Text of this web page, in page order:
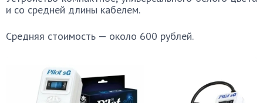
и со средней длины кабелем.
Средняя стоимость — около 600 рублей.